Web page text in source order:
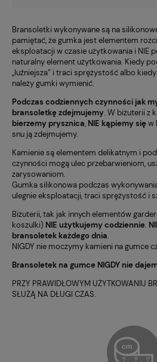
Bransoletki wykonywane są na
pamiętać, że gumka jest elementem
eksploatacji w czasie użytkowania i NIE
naturalny element użytkowania. Kiedy
„luźniejsza” i traci sprężystość albo
należy gumki wymienić.
Podczas codziennych czynności jak
bransoletkę zdejmujemy. W biżuterii z
bierzemy prysznica, NIE kąpiemy sięw
snu ją zdejmujemy.
Kamienie są elementem delikatnym i
czynności mogą ulec przebarwieniom,
zarysowaniom.
Gumka silikonowa podczas
ulegnie eksploatacji, traci sprężystość i
Biżuterii, tak jak innych elementów
koszulki) NIE użytkujemy codziennie.
bransoletek każdego dnia.
NIGDY nie moczymy kamieni na gumce
Bransoletek na gumce NIGDY nie
PRZY PRAWIDŁOWYM UŻYTKOWANIU
SŁUŻĄ NA DŁUGI CZAS.